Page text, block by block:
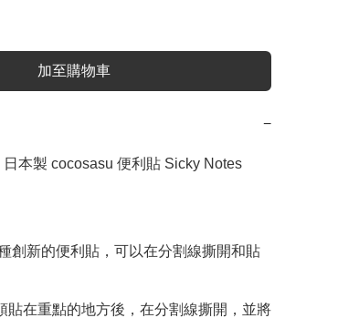
加至購物車
−
本製 cocosasu 便利貼 Sicky Notes
創新的便利貼，可以在分割線撕開和貼
貼在重點的地方後，在分割線撕開，並將